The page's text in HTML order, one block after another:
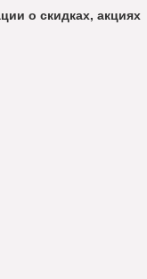
о скидках, акциях